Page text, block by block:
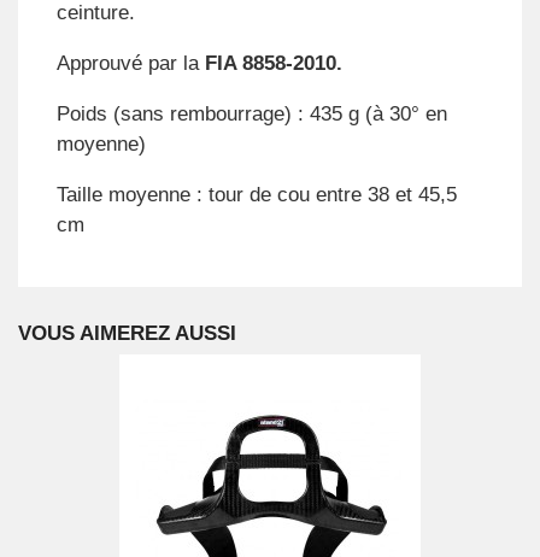
ceinture.
Approuvé par la FIA 8858-2010.
Poids (sans rembourrage) : 435 g (à 30° en
moyenne)
Taille moyenne : tour de cou entre 38 et 45,5
cm
VOUS AIMEREZ AUSSI